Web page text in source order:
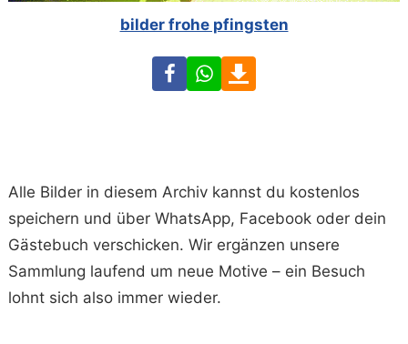
bilder frohe pfingsten
FacebookWhatsApp
Alle Bilder in diesem Archiv kannst du kostenlos
speichern und über WhatsApp, Facebook oder dein
Gästebuch verschicken. Wir ergänzen unsere
Sammlung laufend um neue Motive – ein Besuch
lohnt sich also immer wieder.